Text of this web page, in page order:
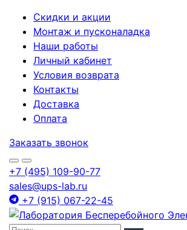
Скидки и акции
Монтаж и пусконаладка
Наши работы
Личный кабинет
Условия возврата
Контакты
Доставка
Оплата
Заказать звонок
+7 (495) 109-90-77
sales@ups-lab.ru
+7 (915) 067-22-45